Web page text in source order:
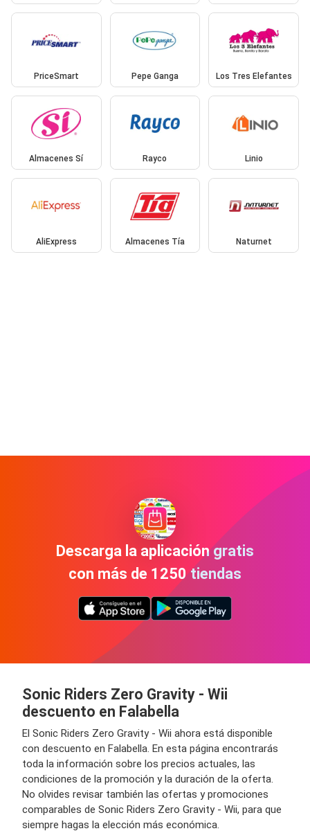
PriceSmart Pepe Ganga Los Tres Elefantes
Almacenes Sí Rayco Linio
AliExpress Almacenes Tía Naturnet
Descarga la aplicación gratis
con más de 1250 tiendas
Sonic Riders Zero Gravity - Wii
descuento en Falabella
El Sonic Riders Zero Gravity - Wii ahora está disponible
con descuento en Falabella. En esta página encontrarás
toda la información sobre los precios actuales, las
condiciones de la promoción y la duración de la oferta.
No olvides revisar también las ofertas y promociones
comparables de Sonic Riders Zero Gravity - Wii, para que
siempre hagas la elección más económica.